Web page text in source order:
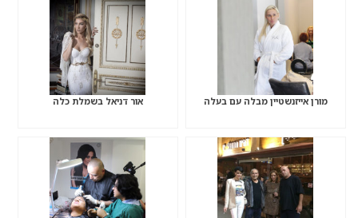
מורן אייזנשטיין מבלה עם בעלה אור דניאל בשמלת כלה